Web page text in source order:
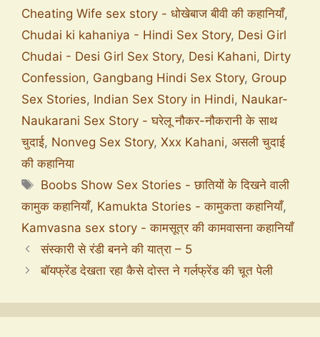
Cheating Wife sex story - धोखेबाज बीवी की कहानियाँ,
Chudai ki kahaniya - Hindi Sex Story, Desi Girl
Chudai - Desi Girl Sex Story, Desi Kahani, Dirty
Confession, Gangbang Hindi Sex Story, Group
Sex Stories, Indian Sex Story in Hindi, Naukar-
Naukarani Sex Story - घरेलू नौकर-नौकरानी के साथ
चुदाई, Nonveg Sex Story, Xxx Kahani, असली चुदाई
की कहानिया
Boobs Show Sex Stories - छातियों के दिखने वाली
कामुक कहानियाँ, Kamukta Stories - कामुकता कहानियाँ,
Kamvasna sex story - कामसूत्र की कामवासना कहानियाँ
संस्कारी से रंडी बनने की यात्रा – 5
बॉयफ्रेंड देखता रहा कैसे दोस्त ने गर्लफ्रेंड की चूत पेली